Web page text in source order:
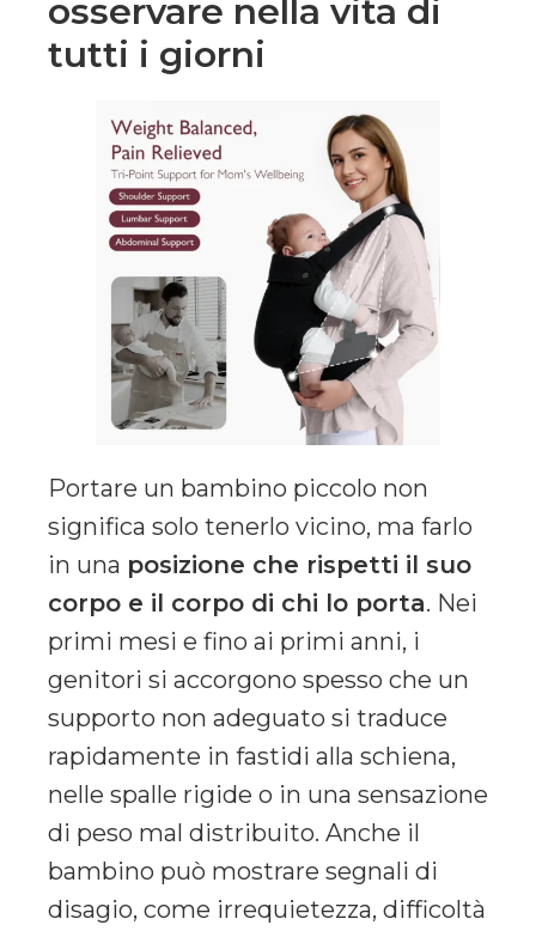
osservare nella vita di
tutti i giorni
Portare un bambino piccolo non
significa solo tenerlo vicino, ma farlo
in una posizione che rispetti il suo
corpo e il corpo di chi lo porta. Nei
primi mesi e fino ai primi anni, i
genitori si accorgono spesso che un
supporto non adeguato si traduce
rapidamente in fastidi alla schiena,
nelle spalle rigide o in una sensazione
di peso mal distribuito. Anche il
bambino può mostrare segnali di
disagio, come irrequietezza, difficoltà